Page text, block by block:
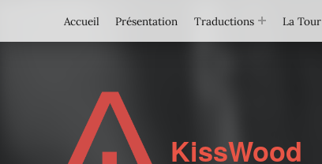
Accueil
Présentation Traductions La
KissWood